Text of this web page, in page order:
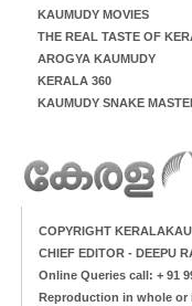
KAUMUDY MOVIES
THE REAL TASTE OF
AROGYA KAUMUDY
KERALA 360
KAUMUDY SNAKE
COPYRIGHT
CHIEF EDITOR - DEEPU
Online Queries call: + 91
Reproduction in whole